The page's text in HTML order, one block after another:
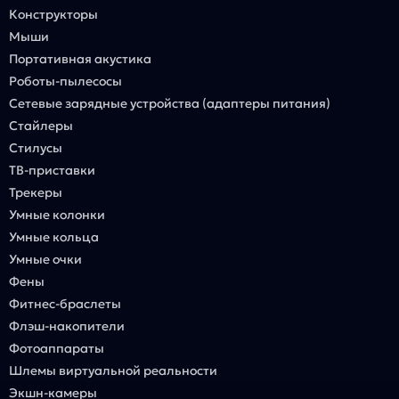
Конструкторы
Мыши
Портативная акустика
Роботы-пылесосы
Сетевые зарядные устройства (адаптеры питания)
Стайлеры
Стилусы
ТВ-приставки
Трекеры
Умные колонки
Умные кольца
Умные очки
Фены
Фитнес-браслеты
Флэш-накопители
Фотоаппараты
Шлемы виртуальной реальности
Экшн-камеры